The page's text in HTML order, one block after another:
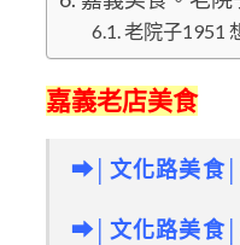
老院子1951
嘉義老店美食
➡│文化路美食│
➡│文化路美食│